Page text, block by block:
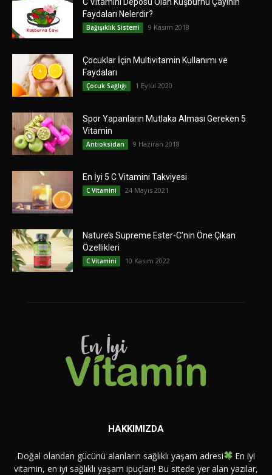
Faydaları Nelerdir?
Bağışıklık Sistemi 9 Kasım 2018
Çocuklar İçin Multivitamin Kullanımı ve
Faydaları
Çocuk Sağlığı 1 Eylül 2020
Spor Yapanların Mutlaka Alması Gereken 5
Vitamin
Antioksidan 9 Haziran 2018
En İyi 5 C Vitamini Takviyesi
C Vitamini 24 Mayıs 2021
Nature’s Supreme Ester-C’nin Öne Çıkan
Özellikleri
C Vitamini 10 Kasım 2022
HAKKIMIZDA
Doğal olandan gücünü alanların sağlıklı yaşam adresi
En iyi
vitamin, en iyi sağlıklı yaşam ipuçları! Bu sitede yer alan yazılar,